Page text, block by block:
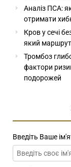
Аналіз ПСА:
отримати
Кров у сечі
який
Тромбоз
фактори
подорожей
Введіть Ваше ім'я